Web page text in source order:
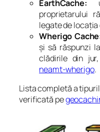
EarthCache:
proprietarului
legate de
Wherigo
și să răspunzi
clădirile din
neamt-wherigo.
Lista completă a
verificată pe